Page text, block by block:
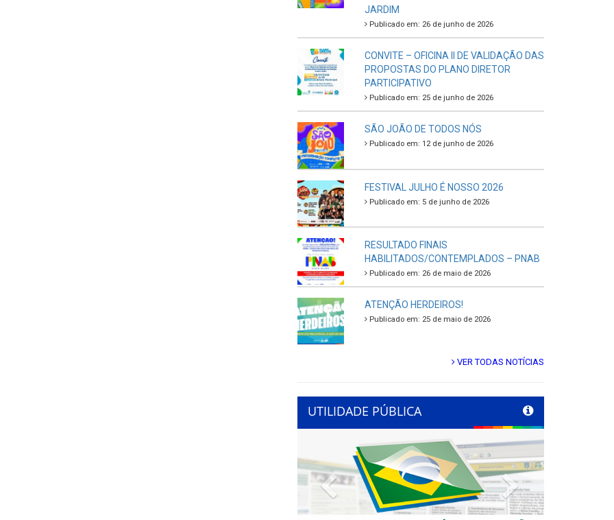
JARDIM
Publicado em: 26 de junho de 2026
CONVITE – OFICINA II DE VALIDAÇÃO DAS
PROPOSTAS DO PLANO DIRETOR
PARTICIPATIVO
Publicado em: 25 de junho de 2026
SÃO JOÃO DE TODOS NÓS
Publicado em: 12 de junho de 2026
FESTIVAL JULHO É NOSSO 2026
Publicado em: 5 de junho de 2026
RESULTADO FINAIS
HABILITADOS/CONTEMPLADOS – PNAB
Publicado em: 26 de maio de 2026
ATENÇÃO HERDEIROS!
Publicado em: 25 de maio de 2026
VER TODAS NOTÍCIAS
UTILIDADE PÚBLICA
Previous Next